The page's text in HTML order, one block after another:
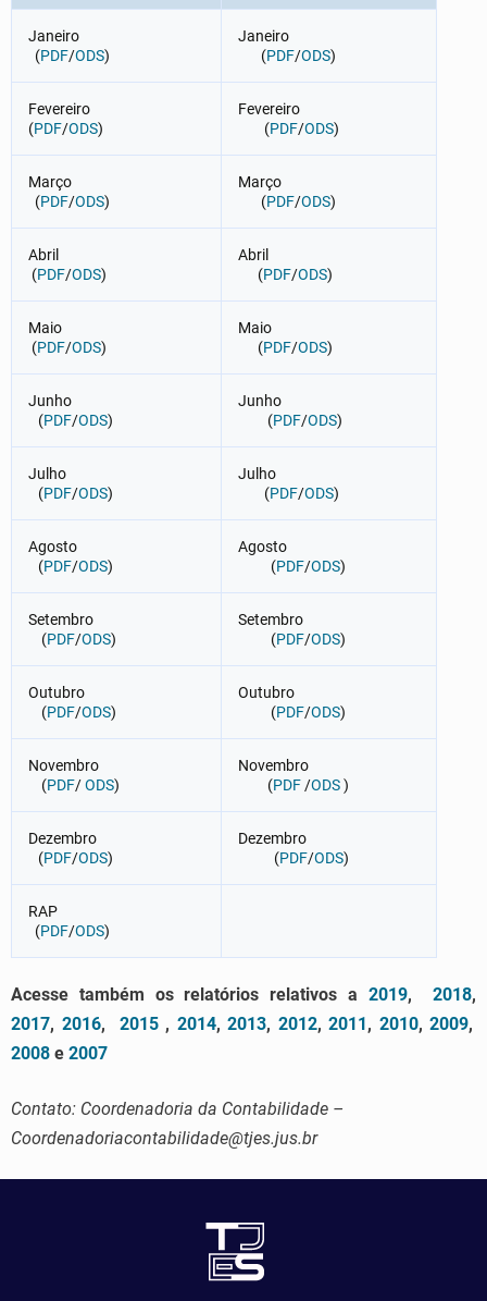
Janeiro
(PDF/ODS)
Janeiro
(PDF/ODS)
Fevereiro
(PDF/ODS)
Fevereiro
(PDF/ODS)
Março
(PDF/ODS)
Março
(PDF/ODS)
Abril
(PDF/ODS)
Abril
(PDF/ODS)
Maio
(PDF/ODS)
Maio
(PDF/ODS)
Junho
(PDF/ODS)
Junho
(PDF/ODS)
Julho
(PDF/ODS)
Julho
(PDF/ODS)
Agosto
(PDF/ODS)
Agosto
(PDF/ODS)
Setembro
(PDF/ODS)
Setembro
(PDF/ODS)
Outubro
(PDF/ODS)
Outubro
(PDF/ODS)
Novembro
(PDF/ODS)
Novembro
(PDF /ODS)
Dezembro
(PDF/ODS)
Dezembro
(PDF/ODS)
RAP
(PDF/ODS)
Acesse também os relatórios relativos a 2019, 2018,
2017, 2016, 2015, 2014,2013, 2012,2011, 2010,2009,
2008 e 2007
Contato: Coordenadoria da Contabilidade –
Coordenadoriacontabilidade@tjes.jus.br